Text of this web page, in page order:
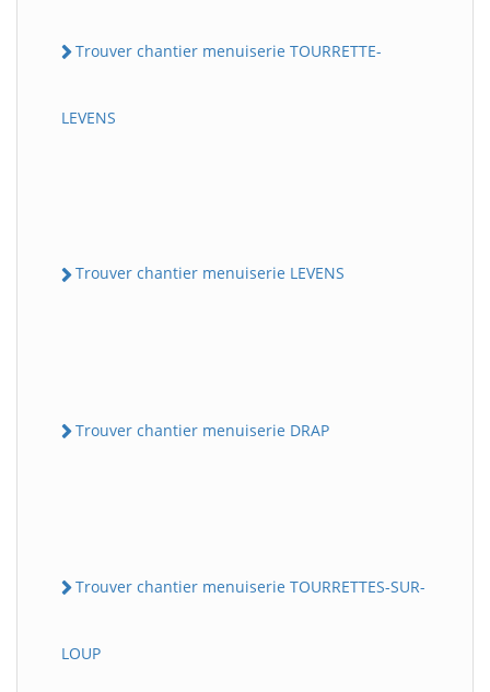
Trouver chantier menuiserie TOURRETTE-
LEVENS
Trouver chantier menuiserie LEVENS
Trouver chantier menuiserie DRAP
Trouver chantier menuiserie TOURRETTES-SUR-
LOUP